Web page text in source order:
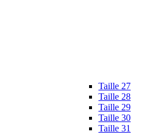
Taille 27
Taille 28
Taille 29
Taille 30
Taille 31